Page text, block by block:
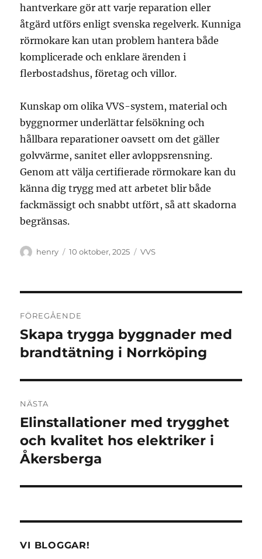
hantverkare gör att varje reparation eller
åtgärd utförs enligt svenska regelverk. Kunniga
rörmokare kan utan problem hantera både
komplicerade och enklare ärenden i
flerbostadshus, företag och villor.
Kunskap om olika VVS-system, material och
byggnormer underlättar felsökning och
hållbara reparationer oavsett om det gäller
golvvärme, sanitet eller avloppsrensning.
Genom att välja certifierade rörmokare kan du
känna dig trygg med att arbetet blir både
fackmässigt och snabbt utfört, så att skadorna
begränsas.
Författare
henry
Publicerat
10 oktober, 2025 Kategorier
VVS
FÖREGÅENDE
Föregående
inlägg:
Skapa trygga byggnader med
brandtätning i Norrköping
NÄSTA
Nästa
inlägg:
Elinstallationer med trygghet
och kvalitet hos elektriker i
Åkersberga
VI BLOGGAR!